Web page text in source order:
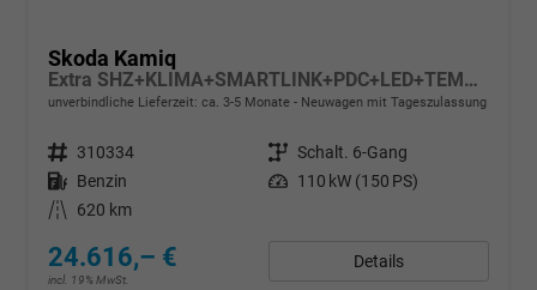
Skoda Kamiq
Extra SHZ+KLIMA+SMARTLINK+PDC+LED+TEMPOMAT
unverbindliche Lieferzeit: ca. 3-5 Monate Neuwagen mit Tageszulassung
Fahrzeugnr. 310334 Getriebe Schalt. 6-Gang
Kraftstoff Benzin Leistung 110 kW (150 PS)
Kilometerstand
620 km
24.616,– €
incl. 19% MwSt.
Details